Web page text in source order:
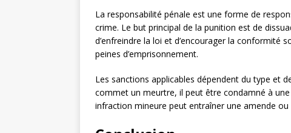
La responsabilité pénale est une forme de
crime. Le but principal de la punition est de
d’enfreindre la loi et d’encourager la conformité
peines d’emprisonnement.
Les sanctions applicables dépendent du type et
commet un meurtre, il peut être condamné à
infraction mineure peut entraîner une amende ou